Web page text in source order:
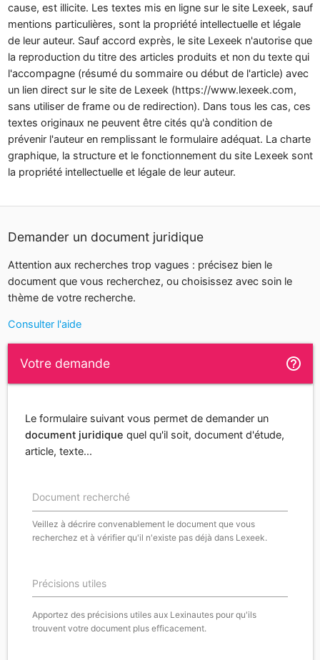
cause, est illicite. Les textes mis en ligne sur le site Lexeek, sauf
mentions particulières, sont la propriété intellectuelle et légale
de leur auteur. Sauf accord exprès, le site Lexeek n'autorise que
la reproduction du titre des articles produits et non du texte qui
l'accompagne (résumé du sommaire ou début de l'article) avec
un lien direct sur le site de Lexeek (https://www.lexeek.com,
sans utiliser de frame ou de redirection). Dans tous les cas, ces
textes originaux ne peuvent être cités qu'à condition de
prévenir l'auteur en remplissant le formulaire adéquat. La charte
graphique, la structure et le fonctionnement du site Lexeek sont
la propriété intellectuelle et légale de leur auteur.
Demander un document juridique
Attention aux recherches trop vagues : précisez bien le
document que vous recherchez, ou choisissez avec soin le
thème de votre recherche.
Consulter l'aide
Votre demande help_outline
Le formulaire suivant vous permet de demander un
document juridique quel qu'il soit, document d'étude,
article, texte...
Document recherché
Veillez à décrire convenablement le document que vous
recherchez et à vérifier qu'il n'existe pas déjà dans Lexeek.
Précisions utiles
Apportez des précisions utiles aux Lexinautes pour qu'ils
trouvent votre document plus efficacement.